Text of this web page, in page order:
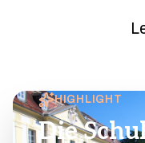
HIGHLIGHT
Die